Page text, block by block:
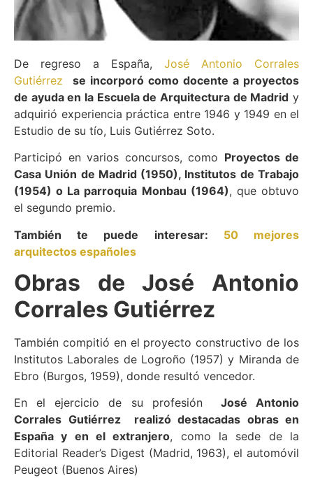
De regreso a España, José Antonio Corrales
Gutiérrez
se incorporó como docente a proyectos
de ayuda en la Escuela de Arquitectura de Madrid y
adquirió experiencia práctica entre 1946 y 1949 en el
Estudio de su tío, Luis Gutiérrez Soto.
Participó en varios concursos, como Proyectos de
Casa Unión de Madrid (1950), Institutos de Trabajo
(1954) o La parroquia Monbau (1964), que obtuvo
el segundo premio.
También te puede interesar: 50 mejores
arquitectos españoles
Obras de José Antonio
Corrales Gutiérrez
También compitió en el proyecto constructivo de los
Institutos Laborales de Logroño (1957) y Miranda de
Ebro (Burgos, 1959), donde resultó vencedor.
En el ejercicio de su profesión José Antonio
Corrales Gutiérrez realizó destacadas obras en
España y en el extranjero, como la sede de la
Editorial Reader’s Digest (Madrid, 1963), el automóvil
Peugeot (Buenos Aires)